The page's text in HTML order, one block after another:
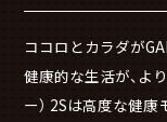
ココロとカラダが
健康的な生活が、よ
ー） 2Sは高度な健